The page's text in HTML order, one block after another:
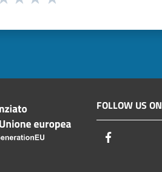
FOLLOW US ON